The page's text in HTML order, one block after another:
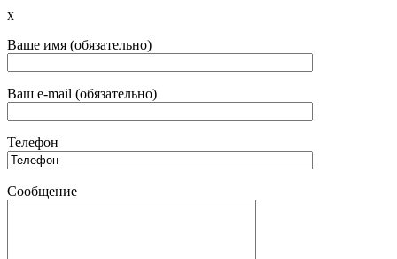
x
Ваше имя (обязательно)
Ваш e-mail (обязательно)
Телефон
Сообщение